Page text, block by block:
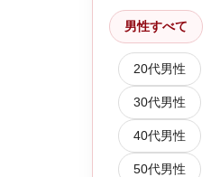
男性すべて
20代男性
30代男性
40代男性
50代男性